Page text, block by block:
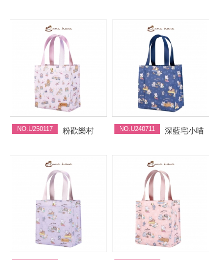
NO.U250117 粉歡樂村 NO.U240711 深藍宅小喵